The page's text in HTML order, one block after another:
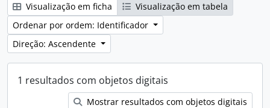
Visualização em ficha
Visualização em tabela
Ordenar por ordem: Identificador
Direção: Ascendente
1 resultados com objetos digitais
Mostrar resultados com objetos digitais